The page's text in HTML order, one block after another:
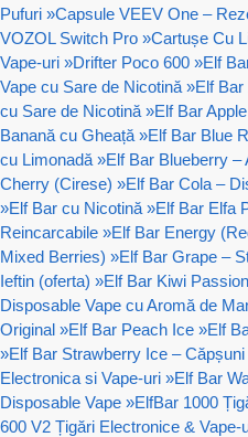
Pufuri »Capsule VEEV One –
VOZOL Switch Pro »Cartușe Cu
Vape-uri »Drifter Poco 600 »Elf
Vape cu Sare de Nicotină »Elf
cu Sare de Nicotină »Elf Bar
Banană cu Gheață »Elf Bar Blue
cu Limonadă »Elf Bar Blueberry –
Cherry (Cirese) »Elf Bar Cola –
»Elf Bar cu Nicotină »Elf Bar Elfa
Reincarcabile »Elf Bar Energy
Mixed Berries) »Elf Bar Grape –
Ieftin (oferta) »Elf Bar Kiwi
Disposable Vape cu Aromă de
Original »Elf Bar Peach Ice »Elf
»Elf Bar Strawberry Ice –
Electronica si Vape-uri »Elf Bar
Disposable Vape »ElfBar 1000
600 V2 Țigări Electronice & Vape-